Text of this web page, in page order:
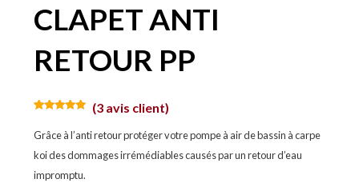
CLAPET ANTI
RETOUR PP
sur 5
basé sur
client
(3avis client)
Grâce à l’anti retour protéger votre pompe à air de bassin à carpe
koi des dommages irrémédiables causés par un retour d’eau
impromptu.